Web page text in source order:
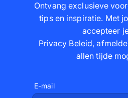
Ontvang exclusieve
tips en inspiratie. Met
accepteer
Privacy Beleid,
allen tijde
E-mail